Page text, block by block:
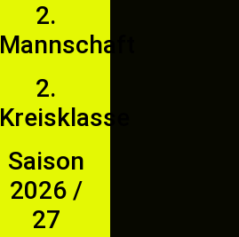
2.
Mannschaft
2.
Kreisklasse
Saison
2026 /
27